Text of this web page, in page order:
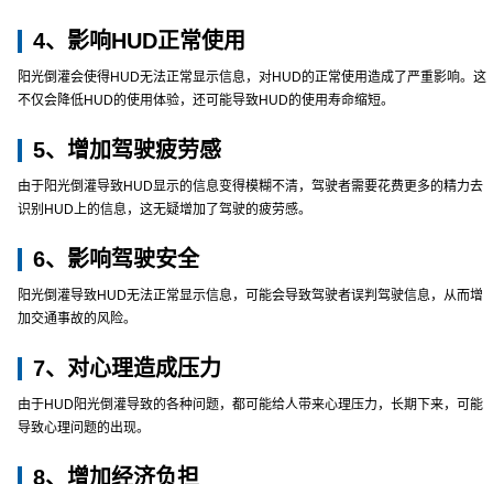
4、影响HUD正常使用
阳光倒灌会使得HUD无法正常显示信息，对HUD的正常使用造成了严重影响。这
不仅会降低HUD的使用体验，还可能导致HUD的使用寿命缩短。
5、增加驾驶疲劳感
由于阳光倒灌导致HUD显示的信息变得模糊不清，驾驶者需要花费更多的精力去
识别HUD上的信息，这无疑增加了驾驶的疲劳感。
6、影响驾驶安全
阳光倒灌导致HUD无法正常显示信息，可能会导致驾驶者误判驾驶信息，从而增
加交通事故的风险。
7、对心理造成压力
由于HUD阳光倒灌导致的各种问题，都可能给人带来心理压力，长期下来，可能
导致心理问题的出现。
8、增加经济负担